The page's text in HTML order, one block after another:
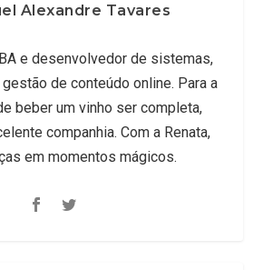
Alexandre Tavares
e desenvolvedor de sistemas,
de conteúdo online. Para a
beber um vinho ser completa,
companhia. Com a Renata,
em momentos mágicos.